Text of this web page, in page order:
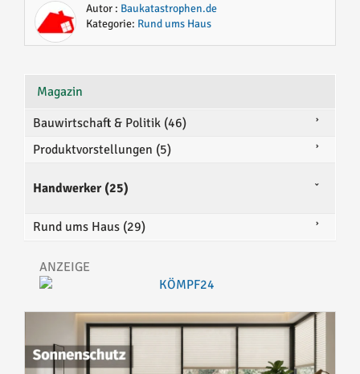
Autor : Baukatastrophen.de
Kategorie: Rund ums Haus
Magazin
Bauwirtschaft & Politik (46)
Produktvorstellungen (5)
Handwerker (25)
Rund ums Haus (29)